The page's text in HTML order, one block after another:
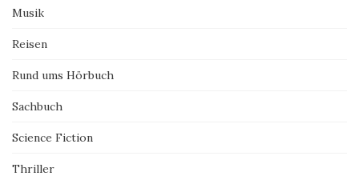
Musik
Reisen
Rund ums Hörbuch
Sachbuch
Science Fiction
Thriller